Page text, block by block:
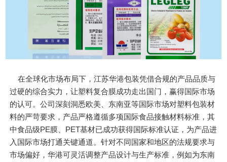
在全球化市场布局下，江苏华港包装凭借合规的产品品质与
过硬的综合实力，让塑料复合膜成功走出国门，赢得国际市场
的认可。公司深刻洞悉欧美、东南亚等国际市场对塑料包装材
料的严苛要求，产品严格遵循多项国际食品接触材料标准，其
中食品级PE膜、PET基材已成功获得国际标准认证，为产品进
入国际市场打通关键通道。针对不同国家和地区的法规要求与
市场偏好，华港可灵活调整产品设计与生产标准，例如为东南